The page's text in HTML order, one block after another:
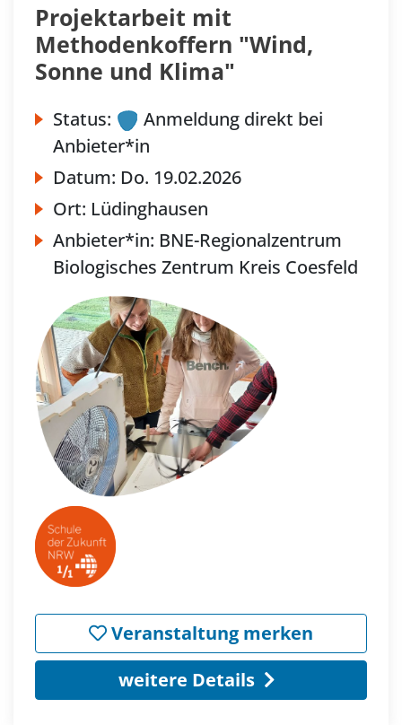
Projektarbeit mit
Methodenkoffern "Wind,
Sonne und Klima"
Status:
Anmeldung direkt bei
Anbieter*in
Datum: Do. 19.02.2026
Ort: Lüdinghausen
Anbieter*in: BNE-Regionalzentrum
Biologisches Zentrum Kreis Coesfeld
Veranstaltung merken
weitere Details